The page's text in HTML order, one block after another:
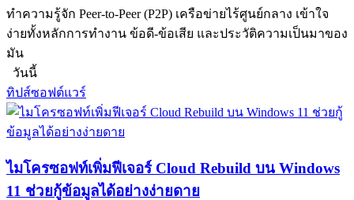
ทำความรู้จัก Peer-to-Peer (P2P) เครือข่ายไร้ศูนย์กลาง เข้าใจ
ง่ายทั้งหลักการทำงาน ข้อดี-ข้อเสีย และประวัติความเป็นมาของ
มัน
วันนี้
ทิปส์ซอฟต์แวร์
ไมโครซอฟท์เพิ่มฟีเจอร์ Cloud Rebuild บน Windows
11 ช่วยกู้ข้อมูลได้อย่างง่ายดาย